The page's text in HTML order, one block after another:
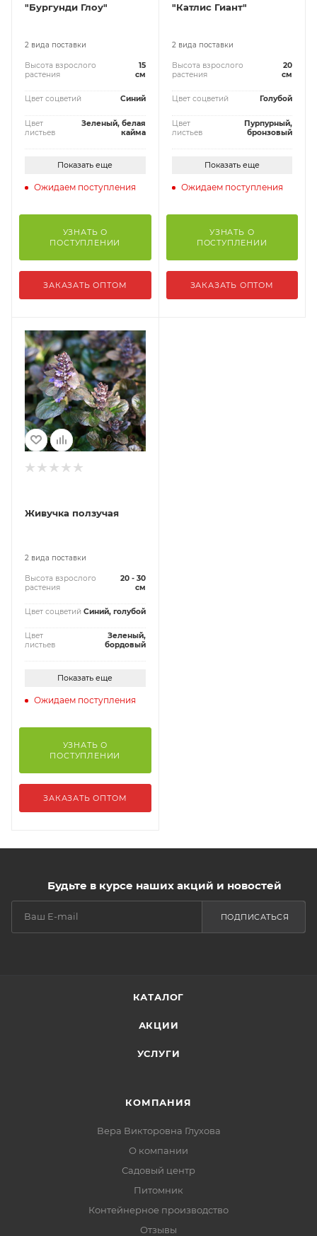
"Бургунди Глоу"
2 вида поставки
Высота взрослого
растения
15
см
Цвет соцветий Синий
Цвет
листьев
Зеленый, белая
кайма
Показать еще
Ожидаем поступления
УЗНАТЬ О
ПОСТУПЛЕНИИ
ЗАКАЗАТЬ ОПТОМ
"Катлис Гиант"
2 вида поставки
Высота взрослого
растения
20
см
Цвет соцветий Голубой
Цвет
листьев
Пурпурный,
бронзовый
Показать еще
Ожидаем поступления
УЗНАТЬ О
ПОСТУПЛЕНИИ
ЗАКАЗАТЬ ОПТОМ
Живучка ползучая
2 вида поставки
Высота взрослого
растения
20 - 30
см
Цвет соцветий Синий, голубой
Цвет
листьев
Зеленый,
бордовый
Показать еще
Ожидаем поступления
УЗНАТЬ О
ПОСТУПЛЕНИИ
ЗАКАЗАТЬ ОПТОМ
Будьте в курсе наших акций и новостей
ПОДПИСАТЬСЯ
КАТАЛОГ
АКЦИИ
УСЛУГИ
КОМПАНИЯ
Вера Викторовна Глухова
О компании
Садовый центр
Питомник
Контейнерное производство
Отзывы